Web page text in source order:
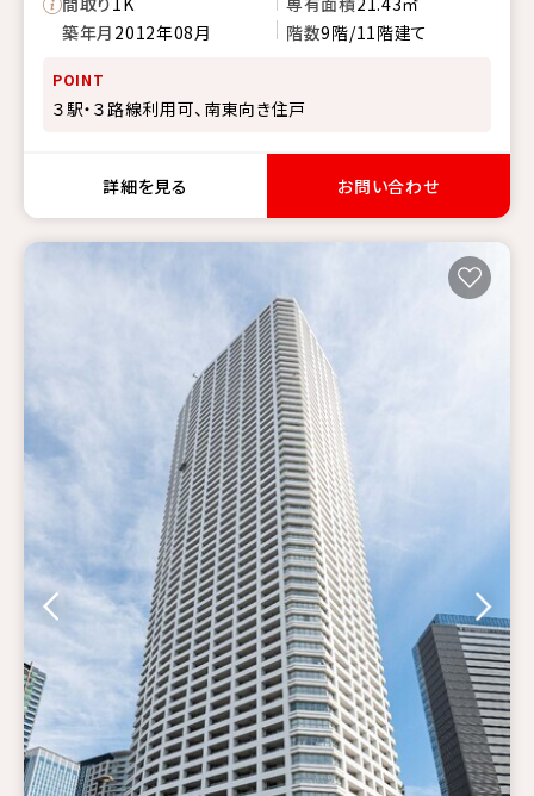
築年月 2012年08月 階数9階/11階建て
POINT
３駅・３路線利用可、南東向き住戸
詳細を見る お問い合わせ